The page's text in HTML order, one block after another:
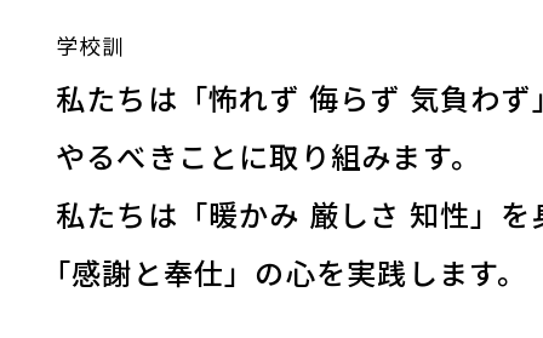
学校訓
私たちは「怖れず 侮らず 気負わず
やるべきことに取り組みます。
私たちは「暖かみ 厳しさ 知性」を
「感謝と奉仕」の心を実践します。